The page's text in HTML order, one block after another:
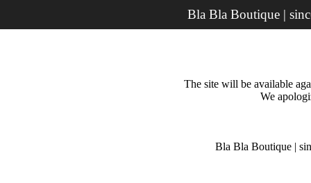
Bla Bla Boutique |
The site will be available
We
Bla Bla Boutique |